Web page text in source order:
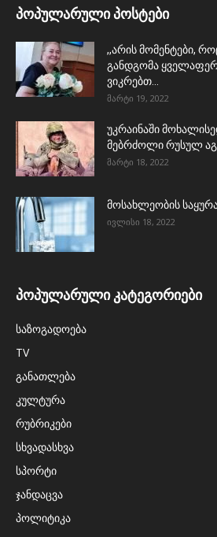
პოპულარული პოსტები
,,არის მომენტები,
განდგომა
ვიკრებთ...
მარტი 19, 2022
უკრაინაში
მებრძოლი რუსულ
მარტი 18, 2022
მოსახლეობის
ივლისი 18, 2022
პოპულარული კატეგორიები
საზოგადოება
TV
განათლება
კულტურა
რუბრიკები
სხვადასხვა
სპორტი
ჯანდაცვა
პოლიტიკა